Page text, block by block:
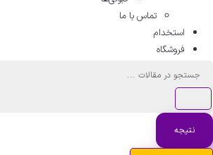
تماس با ما
استخدام
فروشگاه
نتیجه